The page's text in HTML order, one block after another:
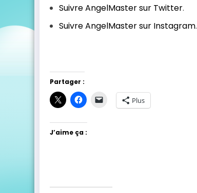
Suivre AngelMaster sur Twitter.
Suivre AngelMaster sur Instagram.
Partager :
Plus
J’aime ça :